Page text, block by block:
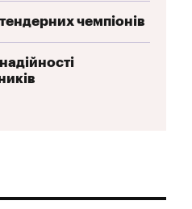
чемпіонів